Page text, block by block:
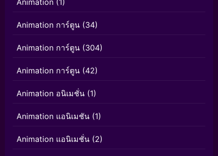
Animation การ์ตูน (34)
Animation การ์ตูน (304)
Animation การ์ตูน (42)
Animation อนิเมชั่น (1)
Animation แอนิเมชัน (1)
Animation แอนิเมชั่น (2)